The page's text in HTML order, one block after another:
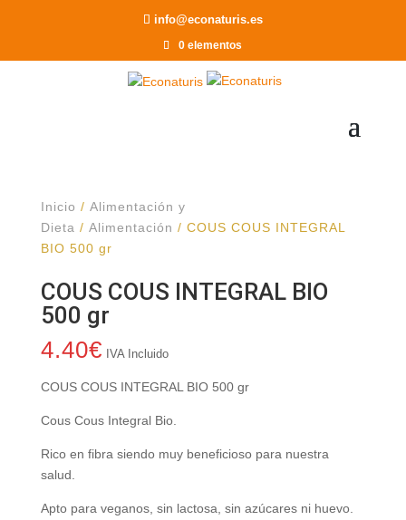
info@econaturis.es
0 elementos
Inicio / Alimentación y
Dieta / Alimentación / COUS COUS INTEGRAL
BIO 500 gr
COUS COUS INTEGRAL BIO
500 gr
4.40€ IVA Incluido
COUS COUS INTEGRAL BIO 500 gr
Cous Cous Integral Bio.
Rico en fibra siendo muy beneficioso para nuestra
salud.
Apto para veganos, sin lactosa, sin azúcares ni huevo.